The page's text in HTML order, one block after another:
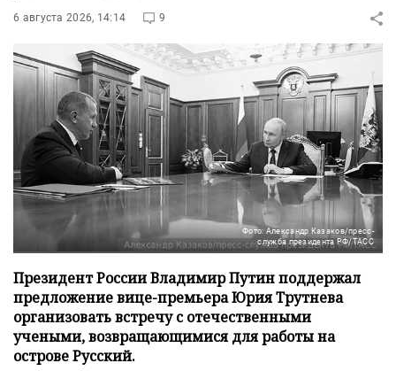
6 августа 2026, 14:14 9
Фото: Александр Казаков/пресс-
служба президента РФ/ТАСС
Президент России Владимир Путин поддержал
предложение вице-премьера Юрия Трутнева
организовать встречу с отечественными
учеными, возвращающимися для работы на
острове Русский.